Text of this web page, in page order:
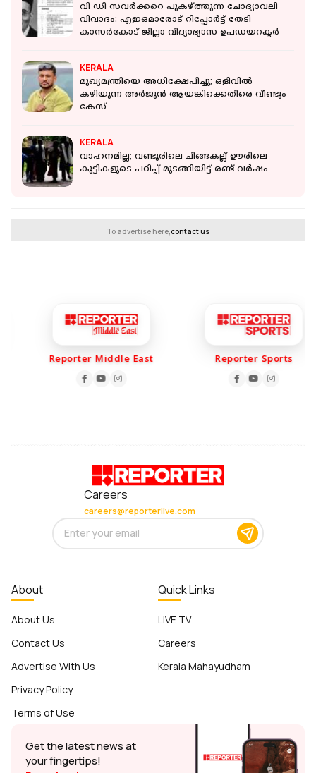
വി ഡി സവർക്കറെ പുകഴ്ത്തുന്ന ചോദ്യാവലി
വിവാദം: എഇഒമാരോട് റിപ്പോർട്ട് തേടി
കാസർകോട് ജില്ലാ വിദ്യാഭ്യാസ ഉപഡയറക്ടർ
KERALA
മുഖ്യമന്ത്രിയെ അധിക്ഷേപിച്ചു; ഒളിവില്‍
കഴിയുന്ന അർജുൻ ആയങ്കിക്കെതിരെ വീണ്ടും
കേസ്
KERALA
വാഹനമില്ല; വണ്ടൂരിലെ ചിങ്ങകല്ല് ഊരിലെ
കുട്ടികളുടെ പഠിപ്പ് മുടങ്ങിയിട്ട് രണ്ട് വ‍ർഷം
To advertise here,contact us
Reporter Middle East Reporter Sports
Careers
careers@reporterlive.com
About
About Us
Contact Us
Advertise With Us
Privacy Policy
Terms of Use
Quick Links
LIVE TV
Careers
Kerala Mahayudham
Get the latest news at
your fingertips!